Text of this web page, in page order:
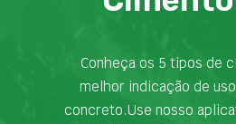
Conheça os 5 tipos de
melhor indicação de
concreto.Use nosso